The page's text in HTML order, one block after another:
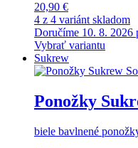
20,90 €
4 z 4 variánt skladom
Doručíme 10. 8. 2026
Vybrať variantu
Sukrew
Ponožky
biele bavlnené